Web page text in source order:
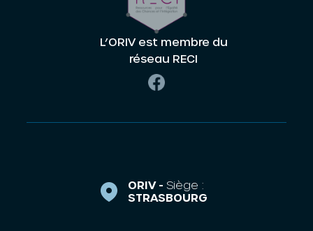
L’ORIV est membre du
réseau RECI
ORIV - Siège :
STRASBOURG